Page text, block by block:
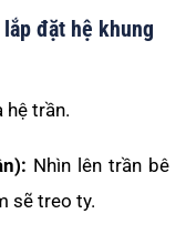
đặt hệ khung
hệ trần.
Nhìn lên trần bê
sẽ treo ty.